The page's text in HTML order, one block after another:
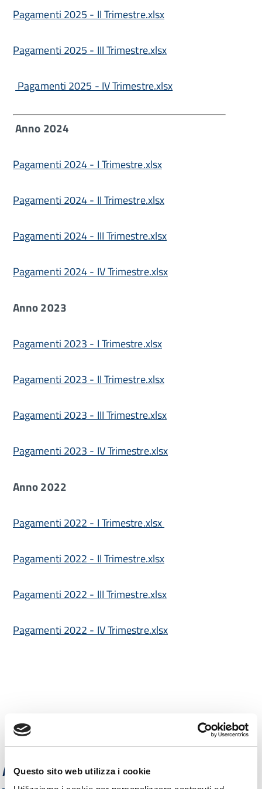
Questo sito web utilizza i cookie
Pagamenti 2025 - II Trimestre.xlsx
Pagamenti 2025 - III Trimestre.xlsx
Pagamenti 2025 - IV Trimestre.xlsx
Anno 2024
Pagamenti 2024 - I Trimestre.xlsx
Pagamenti 2024 - II Trimestre.xlsx
Pagamenti 2024 - III Trimestre.xlsx
Pagamenti 2024 - IV Trimestre.xlsx
Anno 2023
Pagamenti 2023 - I Trimestre.xlsx
Pagamenti 2023 - II Trimestre.xlsx
Pagamenti 2023 - III Trimestre.xlsx
Pagamenti 2023 - IV Trimestre.xlsx
Anno 2022
Pagamenti 2022 - I Trimestre.xlsx
Pagamenti 2022 - II Trimestre.xlsx
Pagamenti 2022 - III Trimestre.xlsx
Pagamenti 2022 - IV Trimestre.xlsx
Amministrazione trasparente